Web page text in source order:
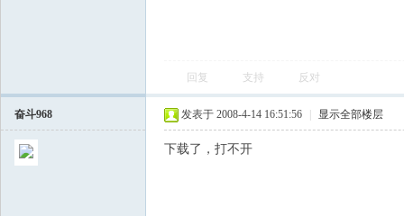
回复 支持 反对
奋斗968 发表于 2008-4-14 16:51:56 显示全部楼层
下载了，打不开